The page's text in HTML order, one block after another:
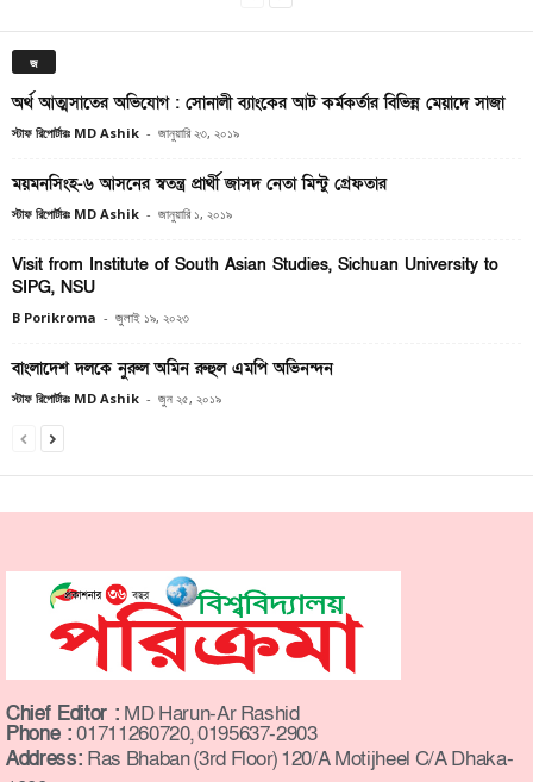
জ
অর্থ আত্মসাতের অভিযোগ : সোনালী ব্যাংকের আট কর্মকর্তার বিভিন্ন মেয়াদে সাজা
স্টাফ রিপোর্টারঃ MD Ashik - জানুয়ারি ২৩, ২০১৯
ময়মনসিংহ-৬ আসনের স্বতন্ত্র প্রার্থী জাসদ নেতা মিন্টু গ্রেফতার
স্টাফ রিপোর্টারঃ MD Ashik - জানুয়ারি ১, ২০১৯
Visit from Institute of South Asian Studies, Sichuan University to
SIPG, NSU
B Porikroma - জুলাই ১৯, ২০২৩
বাংলাদেশ দলকে নুরুল অমিন রুহুল এমপি অভিনন্দন
স্টাফ রিপোর্টারঃ MD Ashik - জুন ২৫, ২০১৯
Chief Editor : MD Harun-Ar Rashid
Phone :01711260720, 0195637-2903
Address: Ras Bhaban (3rd Floor) 120/A Motijheel C/A Dhaka-